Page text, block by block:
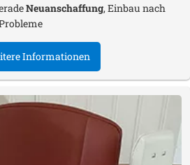
Neuanschaffung, Einbau nach
Informationen